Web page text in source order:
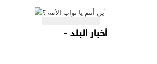
أخبار البلد -